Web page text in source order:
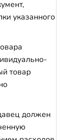
указанного
товар
должен